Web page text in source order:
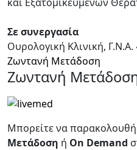
Σε συνεργασία
Ουρολογική Κλινική, Γ.Ν.Α.
Ζωντανή Μετάδοση
Ζωντανή
Μπορείτε να
Mετάδοση ή On Demand